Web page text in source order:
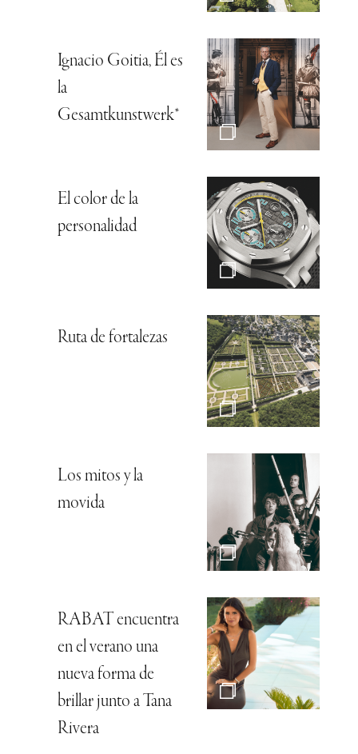
Ignacio Goitia, Él es
la
Gesamtkunstwerk*
El color de la
personalidad
Ruta de fortalezas
Los mitos y la
movida
RABAT encuentra
en el verano una
nueva forma de
brillar junto a Tana
Rivera